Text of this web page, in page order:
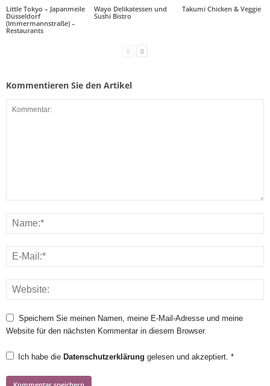
Little Tokyo – Japanmeile
Düsseldorf
(Immermannstraße) –
Restaurants
Wayo Delikatessen und
Sushi Bistro
Takumi Chicken & Veggie
Kommentieren Sie den Artikel
Speichern Sie meinen Namen, meine E-Mail-Adresse und meine
Website für den nächsten Kommentar in diesem Browser.
Ich habe die Datenschutzerklärung gelesen und akzeptiert. *